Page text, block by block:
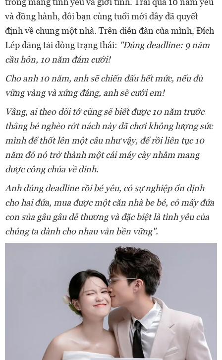
và đồng hành, đôi bạn cùng tuổi mới đây đã quyết
định về chung một nhà. Trên diễn đàn của mình, Đích
Lép đăng tải dòng trạng thái: "Đúng deadline: 9 năm
cầu hôn, 10 năm đám cưới!
Cho anh 10 năm, anh sẽ chiến đấu hết mức, nếu đủ
vững vàng và xứng đáng, anh sẽ cưới em!
Vâng, ai theo dõi tớ cũng sẽ biết được 10 năm trước
thằng bé nghèo rớt nách này đã chơi không lượng sức
mình để thốt lên một câu như vậy, để rồi liên tục 10
năm đó nó trở thành một cái máy cày nhằm mang
được công chúa về dinh.
Anh đúng deadline rồi bé yêu, có sự nghiệp ổn định
cho hai đứa, mua được một căn nhà be bé, có mấy đứa
con sủa gâu gâu dễ thương và đặc biệt là tình yêu của
chúng ta dành cho nhau vẫn bền vững".